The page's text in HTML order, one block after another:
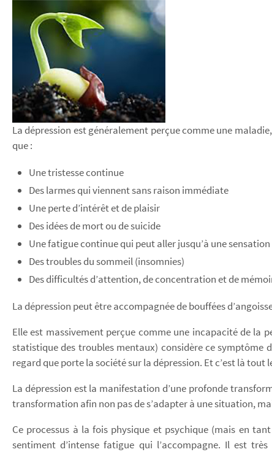
La dépression est généralement perçue comme une
que :
Une tristesse continue
Des larmes qui viennent sans raison immédiate
Une perte d’intérêt et de plaisir
Des idées de mort ou de suicide
Une fatigue continue qui peut aller jusqu’à une
Des troubles du sommeil (insomnies)
Des difficultés d’attention, de concentration et de
La dépression peut être accompagnée de bouffées
Elle est massivement perçue comme une incapacité de la
statistique des troubles mentaux) considère ce symptôme
regard que porte la société sur la dépression. Et c’est là
La dépression est la manifestation d’une profonde
transformation afin non pas de s’adapter à une situation,
Ce processus à la fois physique et psychique (mais en
sentiment d’intense fatigue qui l’accompagne. Il est